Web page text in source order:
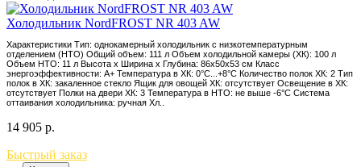
Холодильник NordFROST NR 403 AW
Характеристики Тип: однокамерный холодильник с низкотемпературным
отделением (НТО) Общий объем: 111 л Объем холодильной камеры (ХК): 100 л
Объем НТО: 11 л Высота х Ширина х Глубина: 86x50x53 см Класс
энергоэффективности: A+ Температура в ХК: 0°С...+8°С Количество полок ХК: 2 Тип
полок в ХК: закаленное стекло Ящик для овощей ХК: отсутствует Освещение в ХК:
отсутствует Полки на двери ХК: 3 Температура в НТО: не выше -6°С Система
оттаивания холодильника: ручная Хл..
14 905 р.
Быстрый заказ